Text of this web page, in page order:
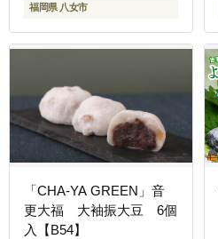
福岡県 八女市
「CHA-YA GREEN」音
更大福 大袖振大豆 6個
入【B54】